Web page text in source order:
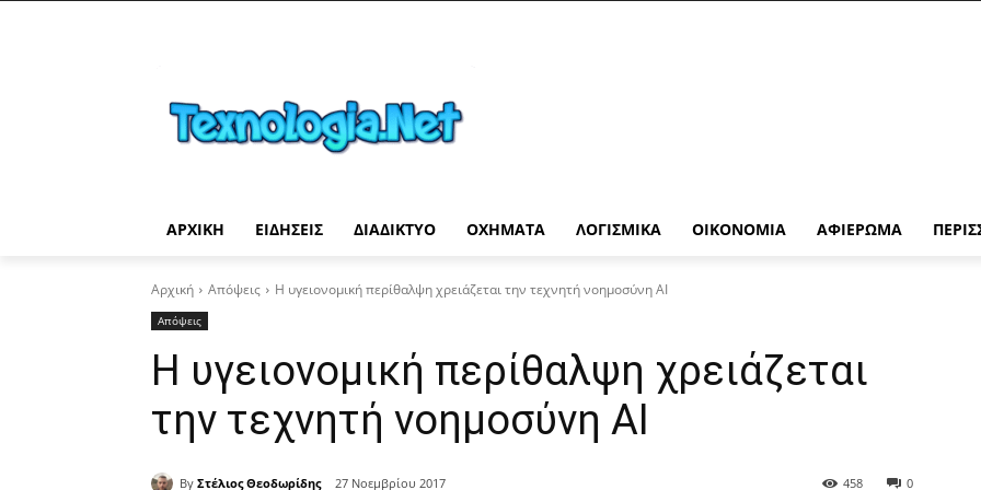
ΑΡΧΙΚΉ ΕΙΔΉΣΕΙΣ ΔΙΑΔΊΚΤΥΟ ΟΧΉΜΑΤΑ ΛΟΓΙΣΜΙΚΆ ΟΙΚΟΝΟΜΊΑ ΑΦΙΈΡΩΜΑ
Αρχική Απόψεις Η υγειονομική περίθαλψη χρειάζεται την τεχνητή νοημοσύνη AI
Απόψεις
Η υγειονομική περίθαλψη χρειάζεται
την τεχνητή νοημοσύνη AI
By Στέλιος Θεοδωρίδης 27 Νοεμβρίου 2017 0
458